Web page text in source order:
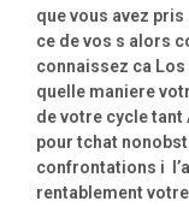
que vous avez pris
ce de vos s alors
connaissez ca
quelle maniere
de votre cycle tant
pour tchat
confrontations i
rentablement